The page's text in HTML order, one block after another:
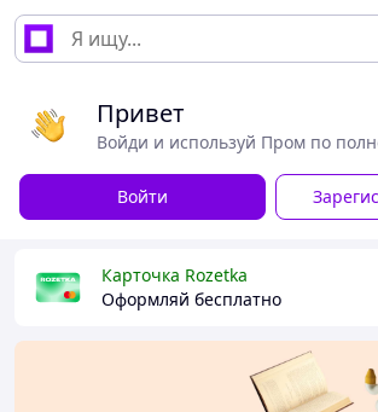
Привет
Войди и используй Пром по
Войти
Карточка Rozetka
Оформляй бесплатно